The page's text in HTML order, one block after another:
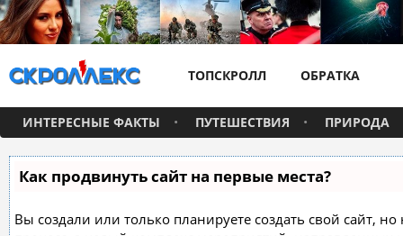
ТОПСКРОЛЛ ОБРАТКА
ИНТЕРЕСНЫЕ ФАКТЫ ПУТЕШЕСТВИЯ ПРИРОДА
Как продвинуть сайт на первые места?
Вы создали или только планируете создать свой сайт,